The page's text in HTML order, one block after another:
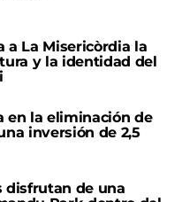
a La Misericòrdia la
y la identidad del
en la eliminación de
inversión de 2,5
disfrutan de una